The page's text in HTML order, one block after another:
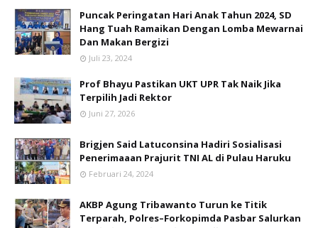
Puncak Peringatan Hari Anak Tahun 2024, SD
Hang Tuah Ramaikan Dengan Lomba Mewarnai
Dan Makan Bergizi
Juli 23, 2024
Prof Bhayu Pastikan UKT UPR Tak Naik Jika
Terpilih Jadi Rektor
Juni 27, 2026
Brigjen Said Latuconsina Hadiri Sosialisasi
Penerimaaan Prajurit TNI AL di Pulau Haruku
Februari 24, 2024
AKBP Agung Tribawanto Turun ke Titik
Terparah, Polres–Forkopimda Pasbar Salurkan